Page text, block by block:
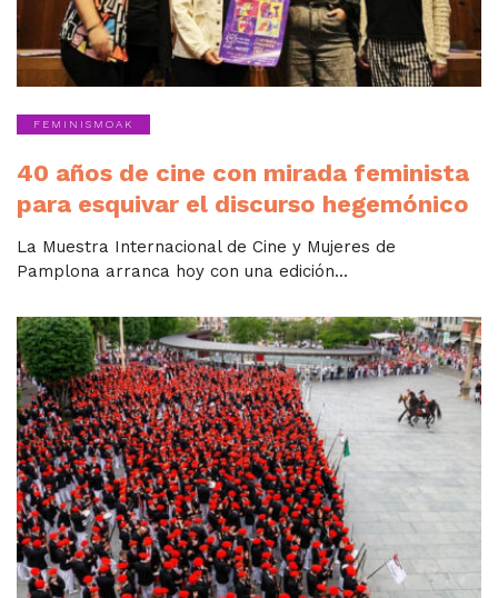
FEMINISMOAK
40 años de cine con mirada feminista
para esquivar el discurso hegemónico
La Muestra Internacional de Cine y Mujeres de
Pamplona arranca hoy con una edición...